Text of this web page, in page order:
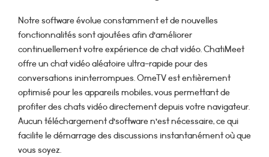
Notre software évolue constamment et de nouvelles
fonctionnalités sont ajoutées afin d’améliorer
continuellement votre expérience de chat vidéo. ChatiMeet
offre un chat vidéo aléatoire ultra-rapide pour des
conversations ininterrompues. OmeTV est entièrement
optimisé pour les appareils mobiles, vous permettant de
profiter des chats vidéo directement depuis votre navigateur.
Aucun téléchargement d’software n’est nécessaire, ce qui
facilite le démarrage des discussions instantanément où que
vous soyez.